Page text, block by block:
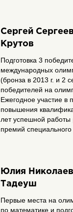
Сергей
Крутов
Подготовка 3
международных
(бронза в 2013 г. и 2
победителей на
Ежегодное участие в
повышения
лет успешной работы
премий
Юлия
Тадеуш
Первые места на
по математике и